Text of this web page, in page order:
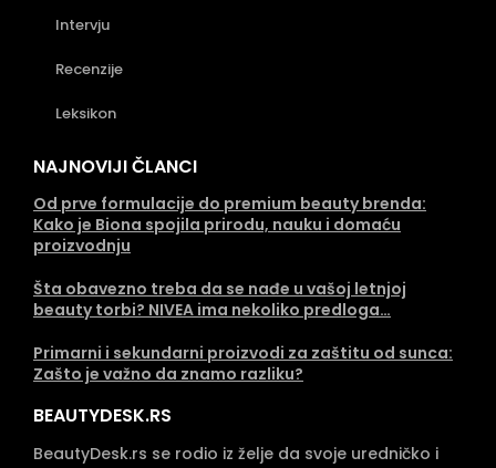
Intervju
Recenzije
Leksikon
NAJNOVIJI ČLANCI
Od prve formulacije do premium beauty brenda:
Kako je Biona spojila prirodu, nauku i domaću
proizvodnju
Šta obavezno treba da se nađe u vašoj letnjoj
beauty torbi? NIVEA ima nekoliko predloga…
Primarni i sekundarni proizvodi za zaštitu od sunca:
Zašto je važno da znamo razliku?
BEAUTYDESK.RS
BeautyDesk.rs se rodio iz želje da svoje uredničko i